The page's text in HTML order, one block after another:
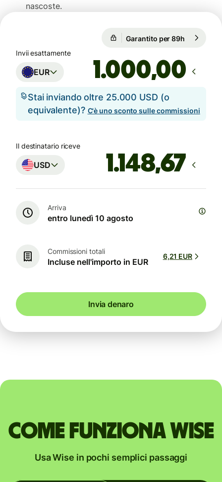
nascoste.
Garantito per 89h
Invii esattamente
EUR ,00
Stai inviando oltre 25.000 USD (o
equivalente)? C'è uno sconto sulle commissioni
Il destinatario riceve
USD
Arriva
entro lunedì 10 agosto
Commissioni totali
Incluse nell'importo in EUR
6,21 EUR
Invia denaro
Come funziona Wise
Usa Wise in pochi semplici passaggi